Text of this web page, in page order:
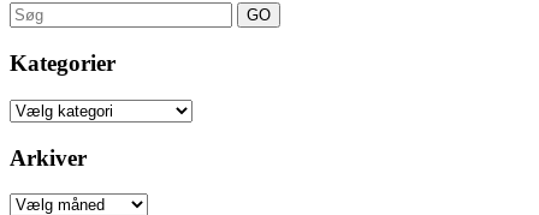
Search
for:
Kategorier
Kategorier
Arkiver
Arkiver